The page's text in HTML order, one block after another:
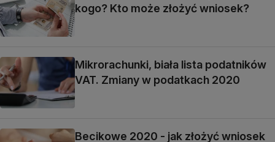
kogo? Kto może złożyć wniosek?
Mikrorachunki, biała lista podatników
VAT. Zmiany w podatkach 2020
Becikowe 2020 - jak złożyć wniosek